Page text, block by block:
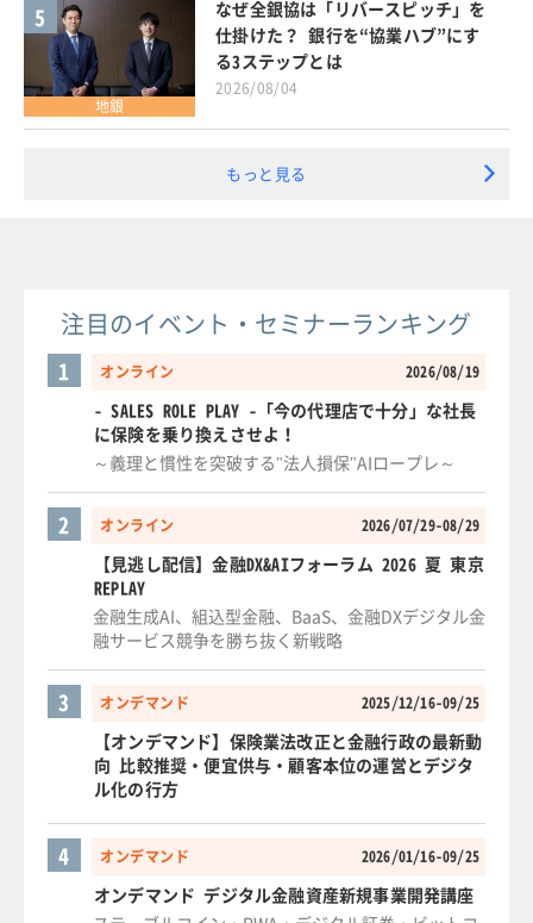
5
地銀
なぜ全銀協は「リバースピッチ」を
仕掛けた？ 銀行を“協業ハブ”にす
る3ステップとは
2026/08/04
もっと見る
注目のイベント・セミナーランキング
オンライン 2026/08/19
1
- SALES ROLE PLAY -「今の代理店で十分」な社長
に保険を乗り換えさせよ！
～義理と慣性を突破する"法人損保"AIロープレ～
オンライン 2026/07/29-08/29
2
【見逃し配信】金融DX&AIフォーラム 2026 夏 東京
REPLAY
金融生成AI、組込型金融、BaaS、金融DXデジタル金
融サービス競争を勝ち抜く新戦略
オンデマンド 2025/12/16-09/25
3
【オンデマンド】保険業法改正と金融行政の最新動
向 比較推奨・便宜供与・顧客本位の運営とデジタ
ル化の行方
オンデマンド 2026/01/16-09/25
4
オンデマンド デジタル金融資産新規事業開発講座